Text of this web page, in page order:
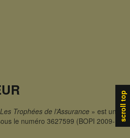
Les Trophées de l’Assurance » est une
le numéro 3627599 (BOPI 2009- scroll top